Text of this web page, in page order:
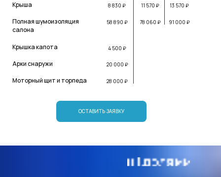
ОСТАВИТЬ ЗАЯВКУ
91 000 ₽
13 570 ₽
78 060 ₽
11 570 ₽
4 500 ₽
28 000 ₽
20 000 ₽
58 890 ₽
8 830 ₽
Крышка капота
Моторный щит и торпеда
Арки снаружи
Полная шумоизоляция
салона
Крыша